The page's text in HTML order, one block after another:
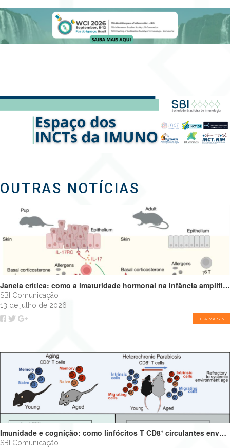
OUTRAS NOTÍCIAS
Janela crítica: como a imaturidade hormonal na infância amplifica alergias e programa o futuro do sistema imune
SBI Comunicação
13 de julho de 2026
LEIA MAIS >
Imunidade e cognição: como linfócitos T CD8⁺ circulantes envelhecidos podem impulsionar o declínio cognitivo
SBI Comunicação